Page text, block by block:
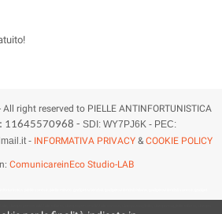
right reserved to PIELLE ANTINFORTUNISTICA
11645570968 - SDI: WY7PJ6K - PEC:
- INFORMATIVA PRIVACY & COOKIE POLICY
ComunicareinEco Studio-LAB